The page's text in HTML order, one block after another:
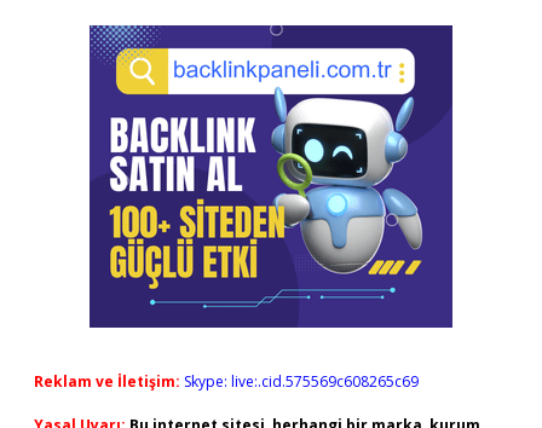
Reklam ve İletişim: Skype: live:.cid.575569c608265c69